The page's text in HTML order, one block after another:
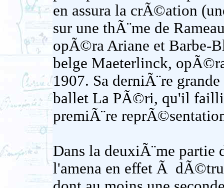
en assura la crÃ©ation
sur une thÃ¨me de
opÃ©ra Ariane et Barbe-
belge Maeterlinck,
1907. Sa derniÃ¨re
ballet La PÃ©ri, qu'il
premiÃ¨re
Dans la deuxiÃ¨me partie
l'amena en effet Ã